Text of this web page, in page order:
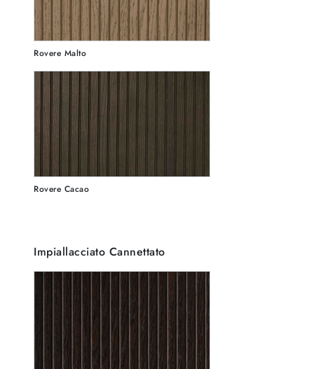
Rovere Malto
Rovere Cacao
Impiallacciato Cannettato